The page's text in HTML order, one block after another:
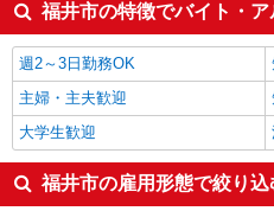
福井市の特徴でバイト・
週2～3日勤務OK
主婦・主夫歓迎
大学生歓迎
福井市の雇用形態で絞り込